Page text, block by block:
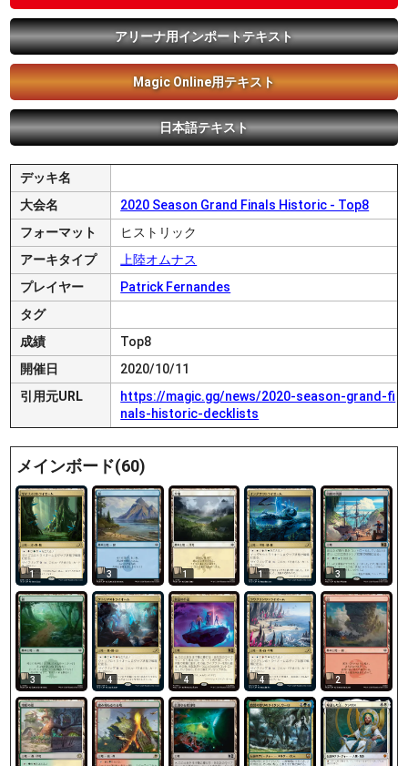
アリーナ用インポートテキスト
Magic Online用テキスト
日本語テキスト
デッキ名
大会名
2020 Season Grand Finals Historic - Top8
フォーマット
ヒストリック
アーキタイプ
上陸オムナス
プレイヤー
Patrick Fernandes
タグ
成績
Top8
開催日
2020/10/11
引用元URL
https://magic.gg/news/2020-season-grand-fi
nals-historic-decklists
メインボード(60)
1 3 1 1 3
3 4 4 4 2